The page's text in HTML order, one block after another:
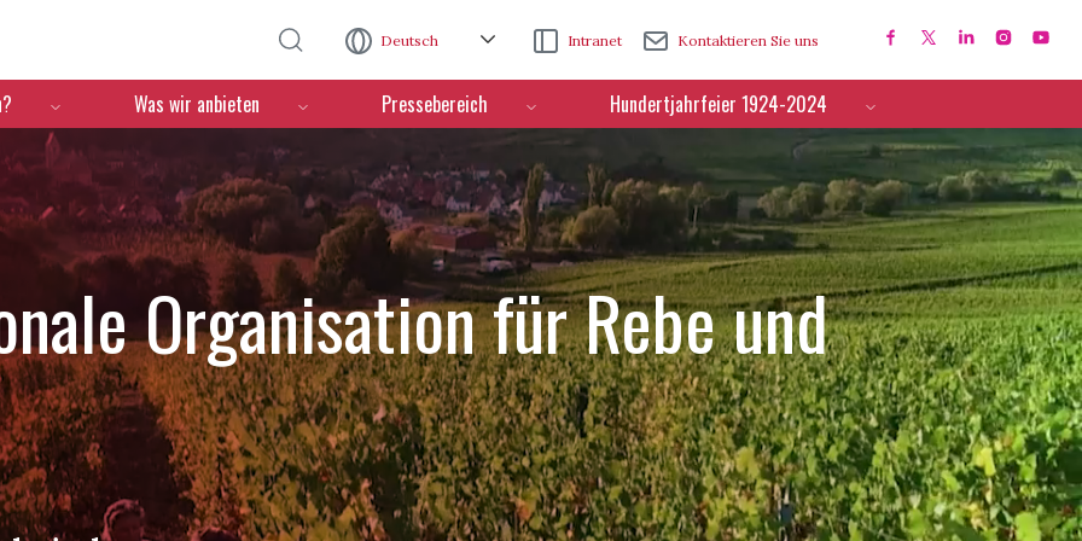
Deutsch Intranet Kontaktieren Sie uns
Was wir anbieten Pressebereich Hundertjahrfeier 1924-2024
Organisation für Rebe und